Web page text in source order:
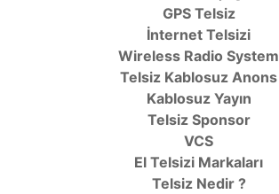
GPS Telsiz
İnternet Telsizi
Wireless Radio System
Telsiz Kablosuz Anons
Kablosuz Yayın
Telsiz Sponsor
VCS
El Telsizi Markaları
Telsiz Nedir ?